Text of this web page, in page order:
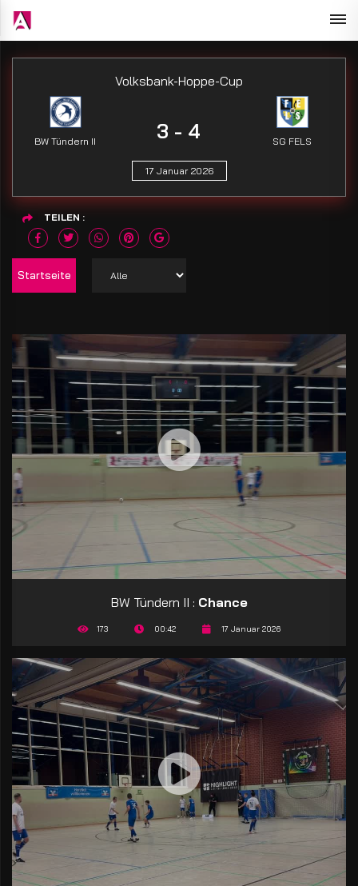
Volksbank-Hoppe-Cup
BW Tündern II 3 - 4 SG FELS
17 Januar 2026
TEILEN
Startseite
BW Tündern II : Chance
173 00:42 17 Januar 2026